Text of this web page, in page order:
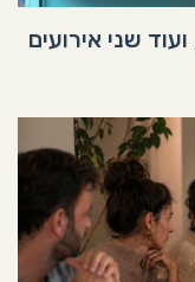
שני אירועים